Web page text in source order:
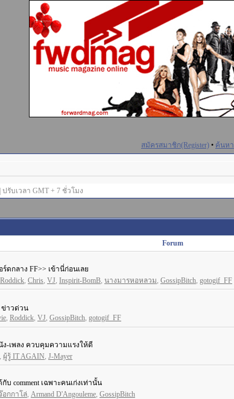
สมัครสมาชิก(Register) • ค้นหา
ปรับเวลา GMT + 7 ชั่วโมง
Forum
ดกลาง FF>> เข้านี่ก่อนเลย
Roddick, Chris, VJ, Inspirit-BomB, นางมารหอหลวม, GossipBitch, gotogif_FF
ข่าวด่วน
, Roddick, VJ, GossipBitch, gotogif_FF
ง-เพลง ควบคุมความแรงให้ดี
, ผู้รู้ IT AGAIN, J-Mayer
comment เฉพาะคนเก่งเท่านั้น
กกาโล่, Armand D'Angouleme, GossipBitch